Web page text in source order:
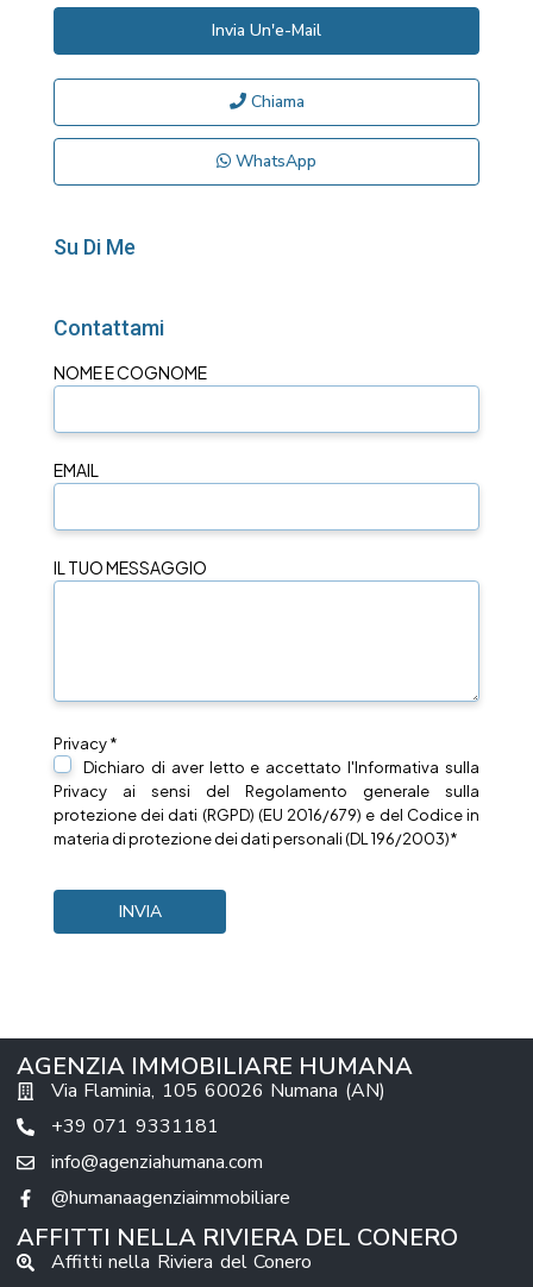
Invia Un'e-Mail
Chiama
WhatsApp
Su Di Me
Contattami
NOME E COGNOME
EMAIL
IL TUO MESSAGGIO
Privacy *
Dichiaro di aver letto e accettato l'Informativa sulla
Privacy ai sensi del Regolamento generale sulla
protezione dei dati (RGPD) (EU 2016/679) e del Codice in
materia di protezione dei dati personali (DL 196/2003)*
AGENZIA IMMOBILIARE HUMANA
Via Flaminia, 105 60026 Numana (AN)
+39 071 9331181
info@agenziahumana.com
@humanaagenziaimmobiliare
AFFITTI NELLA RIVIERA DEL CONERO
Affitti nella Riviera del Conero